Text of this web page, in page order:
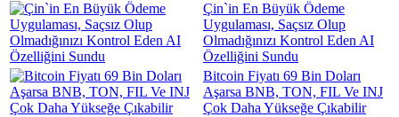
Çin`in En Büyük Ödeme
Uygulaması, Saçsız Olup
Olmadığınızı Kontrol Eden AI
Özelliğini Sundu
Bitcoin Fiyatı 69 Bin Doları
Aşarsa BNB, TON, FIL Ve INJ
Çok Daha Yükseğe Çıkabilir